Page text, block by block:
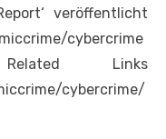
veröffentlicht
cybercrime
Related Links
cybercrime/